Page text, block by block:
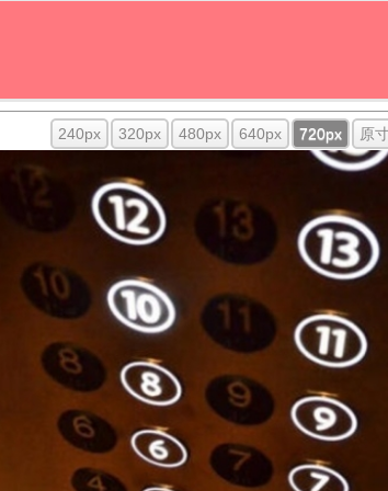
240px 320px 480px 640px 720px 原